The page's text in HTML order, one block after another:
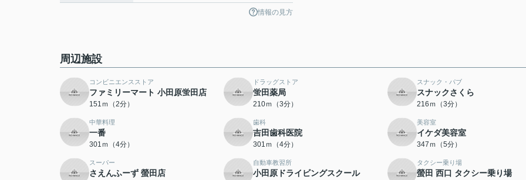
情報の見方
周辺施設
コンビニエンスストア
ファミリーマート 小田原蛍田店
151ｍ（2分）
ドラッグストア
蛍田薬局
210ｍ（3分）
スナック・パブ
スナックさくら
216ｍ（3分）
中華料理
一番
301ｍ（4分）
歯科
吉田歯科医院
301ｍ（4分）
美容室
イケダ美容室
347ｍ（5分）
スーパー
さえんふーず 螢田店
自動車教習所
小田原ドライビングスクール
タクシー乗り場
螢田 西口 タクシー乗り場